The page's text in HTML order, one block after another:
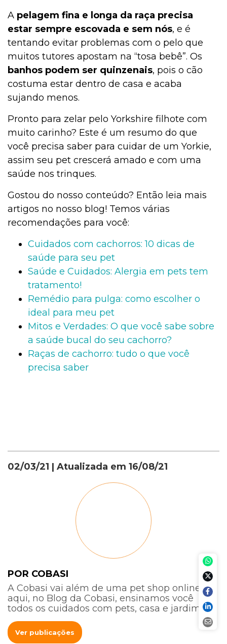
A pelagem fina e longa da raça precisa
estar sempre escovada e sem nós, e é
tentando evitar problemas com o pelo que
muitos tutores apostam na “tosa bebê”. Os
banhos podem ser quinzenais, pois o cão
costuma estar dentro de casa e acaba
sujando menos.
Pronto para zelar pelo Yorkshire filhote com
muito carinho? Este é um resumo do que
você precisa saber para cuidar de um Yorkie,
assim seu pet crescerá amado e com uma
saúde nos trinques.
Gostou do nosso conteúdo? Então leia mais
artigos no nosso blog! Temos várias
recomendações para você:
Cuidados com cachorros: 10 dicas de
saúde para seu pet
Saúde e Cuidados: Alergia em pets tem
tratamento!
Remédio para pulga: como escolher o
ideal para meu pet
Mitos e Verdades: O que você sabe sobre
a saúde bucal do seu cachorro?
Raças de cachorro: tudo o que você
precisa saber
02/03/21 | Atualizada em 16/08/21
POR COBASI
A Cobasi vai além de uma pet shop online:
aqui, no Blog da Cobasi, ensinamos você
todos os cuidados com pets, casa e jardim.
Ver publicações